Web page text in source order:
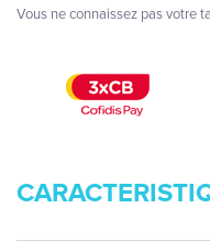
Vous ne connaissez pas votre